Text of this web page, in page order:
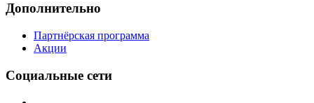
Дополнительно
Партнёрская программа
Акции
Социальные сети